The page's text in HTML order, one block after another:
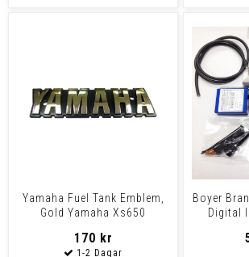
Yamaha Fuel Tank Emblem,
Gold Yamaha Xs650
170 kr
Boyer
Digital